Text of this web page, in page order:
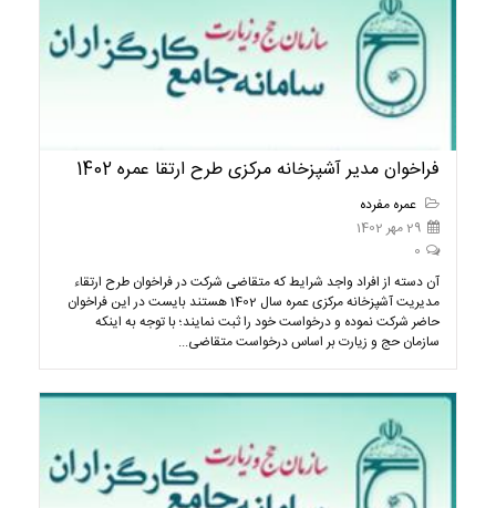
فراخوان مدیر آشپزخانه مرکزی طرح ارتقا عمره 1402
عمره مفرده
29 مهر 1402
0
آن دسته از افراد واجد شرایط که متقاضی شرکت در فراخوان طرح ارتقاء
مدیریت آشپزخانه مرکزی عمره سال 1402 هستند بایست در این فراخوان
حاضر شرکت نموده و درخواست خود را ثبت نمایند؛ با توجه به اینکه
سازمان حج و زیارت بر اساس درخواست متقاضی...